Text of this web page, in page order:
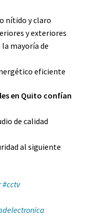
nítido y claro
y exteriores
mayoría de
eficiente
en Quito confían
de calidad
al siguiente
#cctv